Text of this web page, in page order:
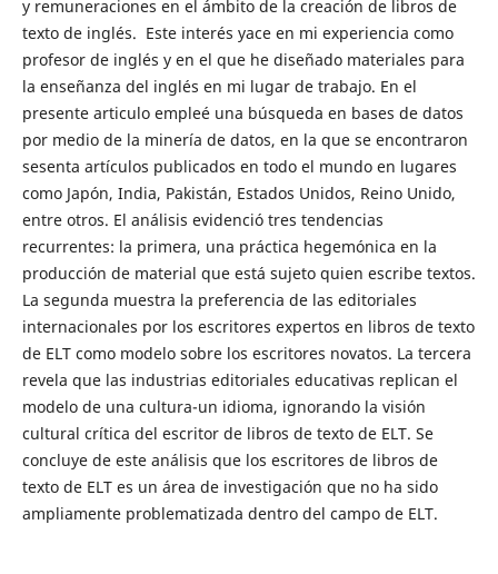
y remuneraciones en el ámbito de la creación de libros de
texto de inglés. Este interés yace en mi experiencia como
profesor de inglés y en el que he diseñado materiales para
la enseñanza del inglés en mi lugar de trabajo. En el
presente articulo empleé una búsqueda en bases de datos
por medio de la minería de datos, en la que se encontraron
sesenta artículos publicados en todo el mundo en lugares
como Japón, India, Pakistán, Estados Unidos, Reino Unido,
entre otros. El análisis evidenció tres tendencias
recurrentes: la primera, una práctica hegemónica en la
producción de material que está sujeto quien escribe textos.
La segunda muestra la preferencia de las editoriales
internacionales por los escritores expertos en libros de texto
de ELT como modelo sobre los escritores novatos. La tercera
revela que las industrias editoriales educativas replican el
modelo de una cultura-un idioma, ignorando la visión
cultural crítica del escritor de libros de texto de ELT. Se
concluye de este análisis que los escritores de libros de
texto de ELT es un área de investigación que no ha sido
ampliamente problematizada dentro del campo de ELT.